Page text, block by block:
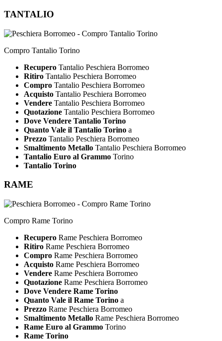
TANTALIO
Compro Tantalio Torino
Recupero Tantalio Peschiera Borromeo
Ritiro Tantalio Peschiera Borromeo
Compro Tantalio Peschiera Borromeo
Acquisto Tantalio Peschiera Borromeo
Vendere Tantalio Peschiera Borromeo
Quotazione Tantalio Peschiera Borromeo
Dove Vendere Tantalio Torino
Quanto Vale il Tantalio Torino a
Prezzo Tantalio Peschiera Borromeo
Smaltimento Metallo Tantalio Peschiera Borromeo
Tantalio Euro al Grammo Torino
Tantalio Torino
RAME
Compro Rame Torino
Recupero Rame Peschiera Borromeo
Ritiro Rame Peschiera Borromeo
Compro Rame Peschiera Borromeo
Acquisto Rame Peschiera Borromeo
Vendere Rame Peschiera Borromeo
Quotazione Rame Peschiera Borromeo
Dove Vendere Rame Torino
Quanto Vale il Rame Torino a
Prezzo Rame Peschiera Borromeo
Smaltimento Metallo Rame Peschiera Borromeo
Rame Euro al Grammo Torino
Rame Torino